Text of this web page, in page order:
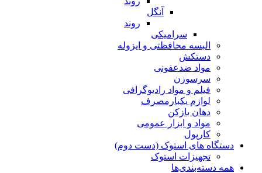
آنگل
روند
سرامیکی
البسه محافظتی و ایزوله
دستکش
مواد ضدعفونی
سرسوزن
فیلم و مواد رادیوگرافی
لوازم یکبارمصرف
دهان بازکن
مواد و ابزار عمومی
کارپول
دستگاه های استوک (دست دوم)
تجهیزات استوک
همه دسته‌بندی‌ها